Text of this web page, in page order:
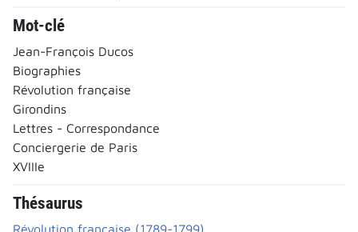
Mot-clé
Jean-François Ducos
Biographies
Révolution française
Girondins
Lettres - Correspondance
Conciergerie de Paris
XVIIIe
Thésaurus
Révolution française (1789-1799)